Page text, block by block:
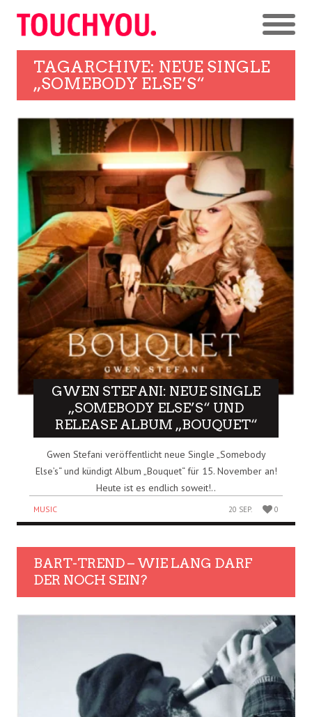
TAGARCHIVE: NEUE SINGLE
„SOMEBODY ELSE’S“
GWEN STEFANI: NEUE SINGLE
„SOMEBODY ELSE’S“ UND
RELEASE ALBUM „BOUQUET“
Gwen Stefani veröffentlicht neue Single „Somebody
Else’s“ und kündigt Album „Bouquet“ für 15. November an!
Heute ist es endlich soweit!..
MUSIC 20 SEP. 0
BART-TREND – WIE LANG DARF
DER NOCH SEIN?